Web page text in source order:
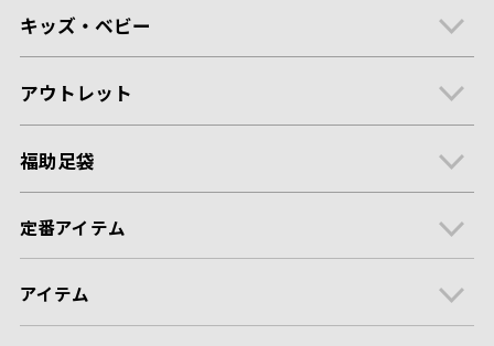
キッズ・ベビー
アウトレット
福助足袋
定番アイテム
アイテム